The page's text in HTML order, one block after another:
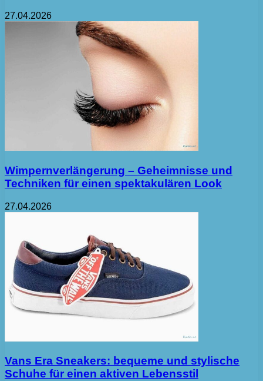
27.04.2026
Wimpernverlängerung – Geheimnisse und
Techniken für einen spektakulären Look
27.04.2026
Vans Era Sneakers: bequeme und stylische
Schuhe für einen aktiven Lebensstil